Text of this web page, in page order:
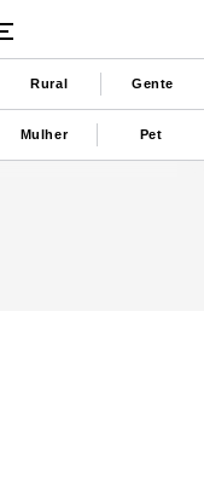
Rural Gente
Mulher Pet